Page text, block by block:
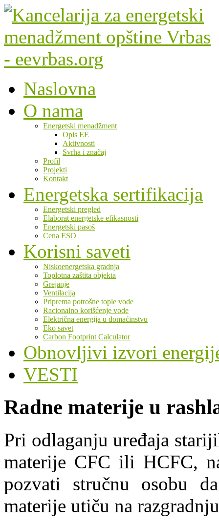
Naslovna
O nama
Energetski menadžment
Opis EE
Aktivnosti
Svrha i značaj
Profil
Projekti
Kontakt
Energetska sertifikacija
Energetski pregled
Elaborat energetske efikasnosti
Energetski pasoš
Cena ESO
Korisni saveti
Niskoenergetska gradnja
Toplotna zaštita objekta
Grejanje
Ventilacija
Priprema potrošne tople vode
Racionalno korišćenje vode
Električna energija u domaćinstvu
Eko savet
Carbon Footprint Calculator
Obnovljivi izvori
VESTI
Radne materije u
Pri odlaganju uređaja
materije CFC ili HCFC,
pozvati stručnu osobu
materije utiču na